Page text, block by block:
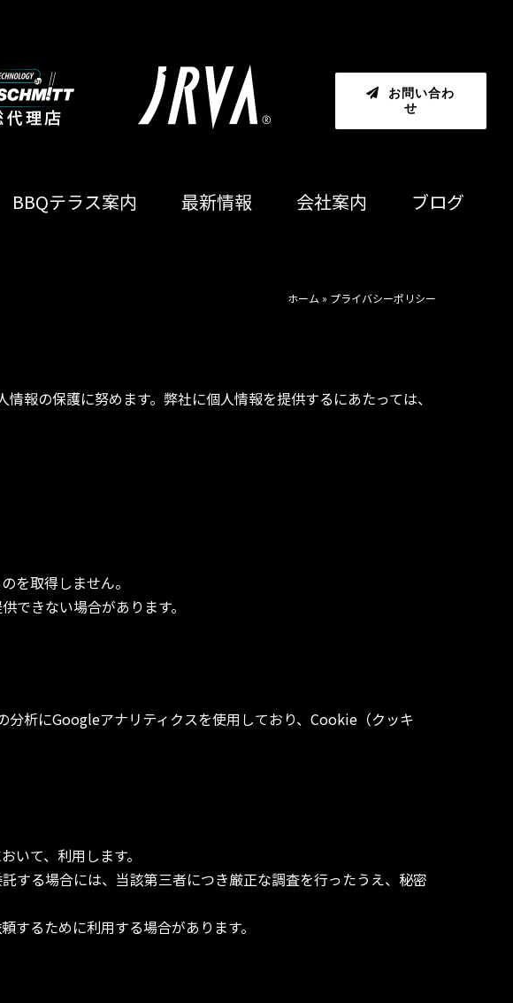
お問い合わ
せ
BBQテラス案内 最新情報 会社案内 ブログ
ホーム » プライバシーポリシー
報の保護に努めます。弊社に個人情報を提供するにあたっては、
を取得しません。
できない場合があります。
析にGoogleアナリティクスを使用しており、Cookie（クッキ
いて、利用します。
する場合には、当該第三者につき厳正な調査を行ったうえ、秘密
るために利用する場合があります。